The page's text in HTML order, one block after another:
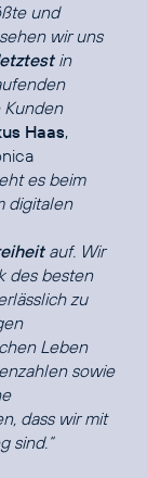
und
wir uns
in
Haas,
es beim
digitalen
auf. Wir
des besten
zu
Leben
sowie
dass wir mit
sind.“